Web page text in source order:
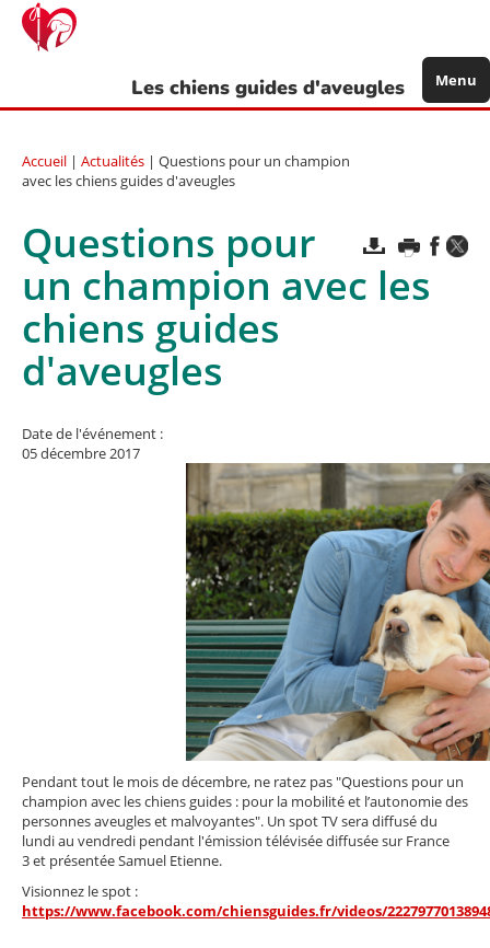
Aller
contenu
Les chiens guides d'aveugles Menu
Accueil | Actualités | Questions pour un champion
avec les chiens guides d'aveugles
Questions pour
un champion avec les
chiens guides
d'aveugles
Date de l'événement :
05 décembre 2017
Pendant tout le mois de décembre, ne ratez pas "Questions pour un
champion avec les chiens guides : pour la mobilité et l’autonomie des
personnes aveugles et malvoyantes". Un spot TV sera diffusé du
lundi au vendredi pendant l'émission télévisée diffusée sur France
3 et présentée Samuel Etienne.
Visionnez le spot :
https://www.facebook.com/chiensguides.fr/videos/